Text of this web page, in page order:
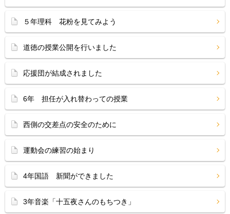
５年理科 花粉を見てみよう
道徳の授業公開を行いました
応援団が結成されました
6年 担任が入れ替わっての授業
西側の交差点の安全のために
運動会の練習の始まり
4年国語 新聞ができました
3年音楽「十五夜さんのもちつき」